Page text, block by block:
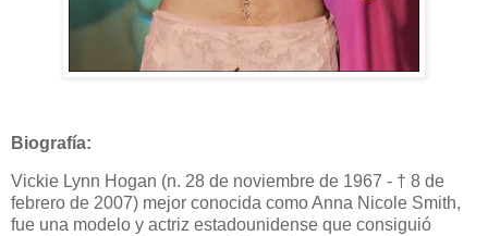
Biografía:
Vickie Lynn Hogan (n. 28 de noviembre de 1967 - † 8 de
febrero de 2007) mejor conocida como Anna Nicole Smith,
fue una modelo y actriz estadounidense que consiguió